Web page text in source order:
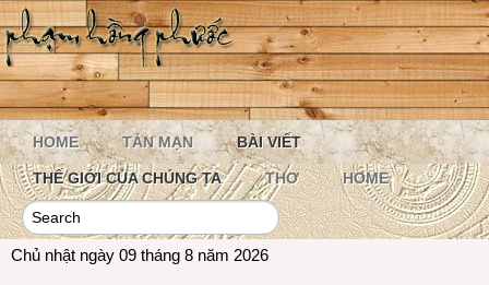
HOME TẢN MẠN BÀI VIẾT
THẾ GIỚI CỦA CHÚNG TA THƠ HOME
Chủ nhật ngày 09 tháng 8 năm 2026